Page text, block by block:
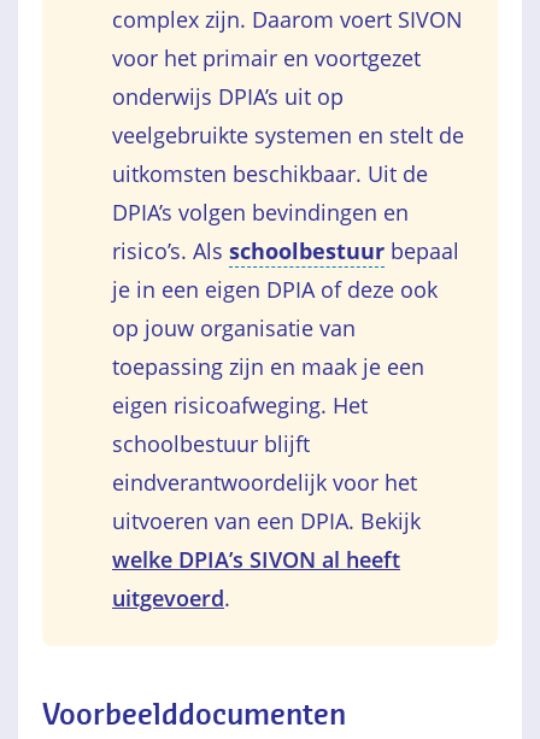
complex zijn. Daarom voert SIVON
voor het primair en voortgezet
onderwijs DPIA’s uit op
veelgebruikte systemen en stelt de
uitkomsten beschikbaar. Uit de
DPIA’s volgen bevindingen en
risico’s. Als schoolbestuur bepaal
je in een eigen DPIA of deze ook
op jouw organisatie van
toepassing zijn en maak je een
eigen risicoafweging. Het
schoolbestuur blijft
eindverantwoordelijk voor het
uitvoeren van een DPIA. Bekijk
welke DPIA’s SIVON al heeft
uitgevoerd.
Voorbeelddocumenten